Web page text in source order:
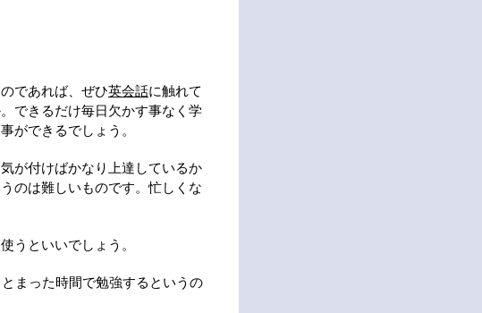
であれば、ぜひ英会話に触れて
できるだけ毎日欠かす事なく学
ができるでしょう。
が付けばかなり上達しているか
のは難しいものです。忙しくな
うといいでしょう。
まった時間で勉強するというの